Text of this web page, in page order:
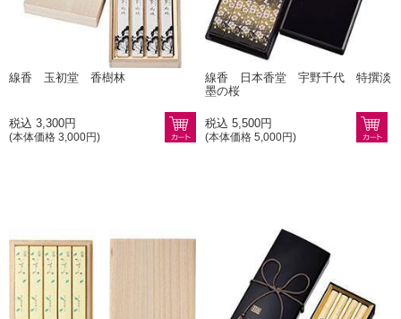
線香 玉初堂 香樹林
税込 3,300円
(本体価格 3,000円)
線香 日本香堂 宇野千代 特撰淡
墨の桜
税込 5,500円
(本体価格 5,000円)